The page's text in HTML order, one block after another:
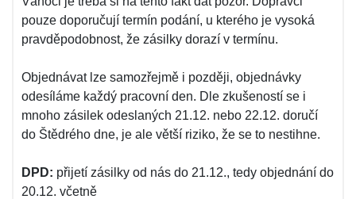
pouze doporučují termín podání, u kterého je vysoká
pravděpodobnost, že zásilky dorazí v termínu.
Objednávat lze samozřejmě i později, objednávky
odesíláme každý pracovní den. Dle zkušeností se i
mnoho zásilek odeslaných 21.12. nebo 22.12. doručí
do Štědrého dne, je ale větší riziko, že se to nestihne.
DPD: přijetí zásilky od nás do 21.12., tedy objednání do
20.12. včetně